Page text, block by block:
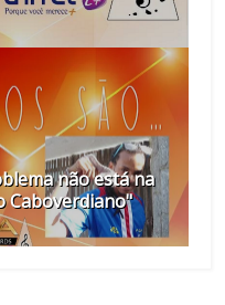
não está na
Caboverdiano"